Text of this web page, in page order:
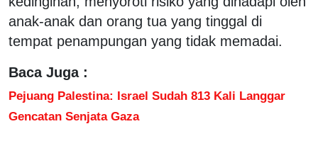
anak-anak dan orang tua yang tinggal di
tempat penampungan yang tidak memadai.
Baca Juga :
Pejuang Palestina: Israel Sudah 813 Kali Langgar
Gencatan Senjata Gaza